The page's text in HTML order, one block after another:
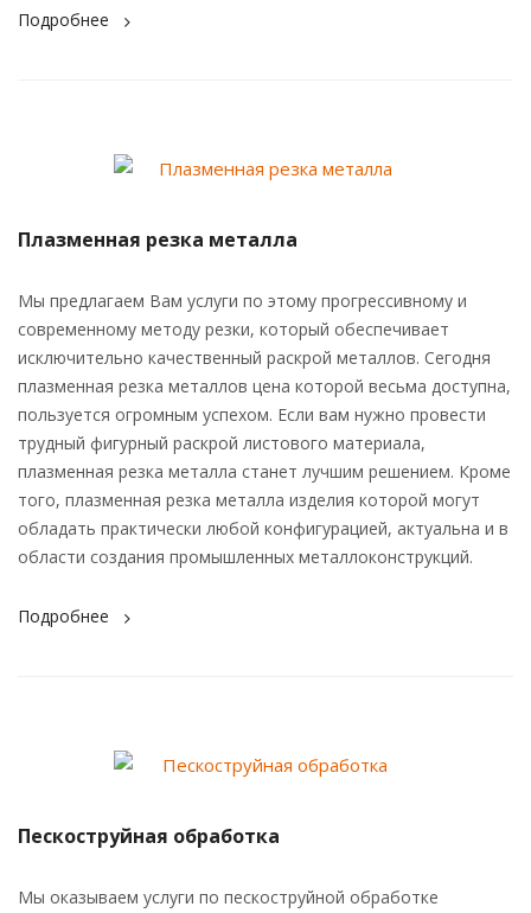
Подробнее
Плазменная резка металла
Мы предлагаем Вам услуги по этому прогрессивному и
современному методу резки, который обеспечивает
исключительно качественный раскрой металлов. Сегодня
плазменная резка металлов цена которой весьма доступна,
пользуется огромным успехом. Если вам нужно провести
трудный фигурный раскрой листового материала,
плазменная резка металла станет лучшим решением. Кроме
того, плазменная резка металла изделия которой могут
обладать практически любой конфигурацией, актуальна и в
области создания промышленных металлоконструкций.
Подробнее
Пескоструйная обработка
Мы оказываем услуги по пескоструйной обработке